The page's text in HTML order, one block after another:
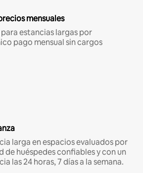
mensuales
estancias largas por
pago mensual sin cargos
larga en espacios evaluados por
de huéspedes confiables y con un
las 24 horas, 7 días a la semana.